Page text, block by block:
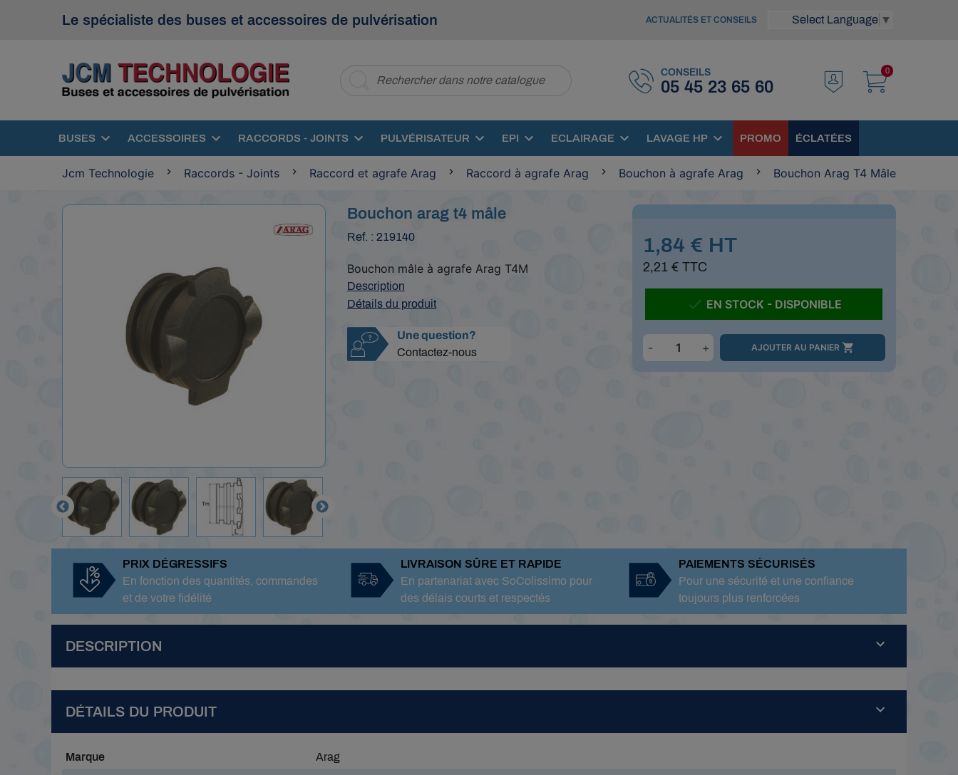
Le spécialiste des buses et accessoires de pulvérisation ACTUALITÉS ET CONSEILS Select Language ▼
CONSEILS
05 45 23 65 60
0
BUSES ACCESSOIRES RACCORDS - JOINTS PULVÉRISATEUR EPI ECLAIRAGE LAVAGE HP PROMO ÉCLATÉES
Jcm Technologie Raccords - Joints Raccord et agrafe Arag Raccord à agrafe Arag Bouchon à agrafe Arag Bouchon Arag T4 Mâle
 
Bouchon arag t4 mâle
Ref. : 219140
Bouchon mâle à agrafe Arag T4M
Description
Détails du produit
Une question?
Contactez-nous
1,84 € HT
2,21 € TTC
 EN STOCK - DISPONIBLE
- + AJOUTER AU PANIER 
PRIX DÉGRESSIFS
En fonction des quantités, commandes
et de votre fidélité
LIVRAISON SÛRE ET RAPIDE
En partenariat avec SoColissimo pour
des délais courts et respectés
PAIEMENTS SÉCURISÉS
Pour une sécurité et une confiance
toujours plus renforcées
DESCRIPTION
DÉTAILS DU PRODUIT
Marque
Arag